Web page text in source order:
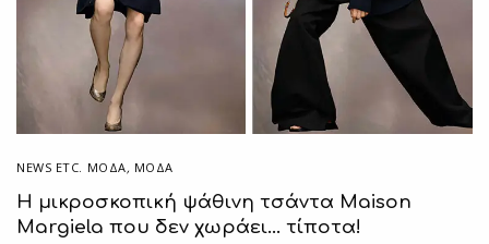
NEWS ETC. ΜΌΔΑ, ΜΟΔΑ
Η μικροσκοπική ψάθινη τσάντα Maison
Margiela που δεν χωράει… τίποτα!